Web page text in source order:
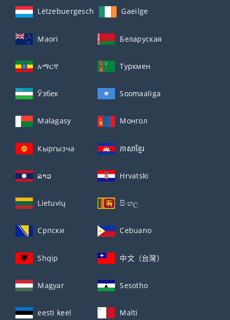
Lëtzebuergesch Gaeilge
Maori Беларуская
አማርኛ Туркмен
Ўзбек Soomaaliga
Malagasy Монгол
Кыргызча ភាសាខ្មែរ
ລາວ Hrvatski
Lietuvių සිංහල
Српски Cebuano
Shqip 中文（台灣）
Magyar Sesotho
eesti keel Malti